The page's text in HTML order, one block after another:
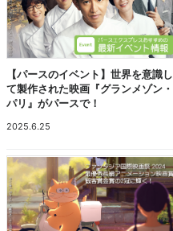
【パースのイベント】世界を意識し
て製作された映画『グランメゾン・
パリ』がパースで！
2025.6.25